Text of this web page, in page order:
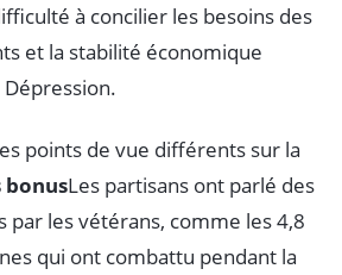
à concilier les besoins des
et la stabilité économique
points de vue différents sur la
bonusLes partisans ont parlé des
par les vétérans, comme les 4,8
qui ont combattu pendant la